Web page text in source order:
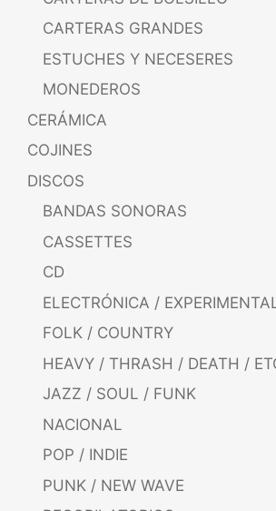
CARTERAS GRANDES
ESTUCHES Y NECESERES
MONEDEROS
CERÁMICA
COJINES
DISCOS
BANDAS SONORAS
CASSETTES
CD
ELECTRÓNICA /
FOLK / COUNTRY
HEAVY / THRASH / DEATH /
JAZZ / SOUL / FUNK
NACIONAL
POP / INDIE
PUNK / NEW WAVE